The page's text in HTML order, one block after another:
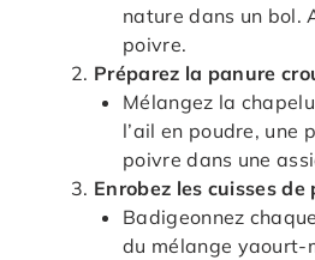
nature dans un bol.
poivre.
Préparez la panure
Mélangez la
l’ail en poudre, une
poivre dans une
Enrobez les cuisses de
Badigeonnez
du mélange yaourt-